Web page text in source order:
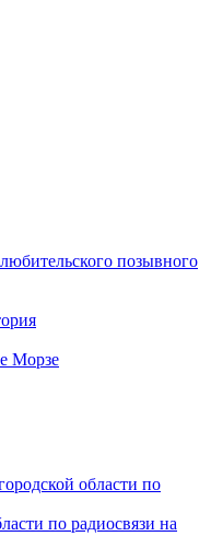
позывного
Морзе
области по
по радиосвязи на